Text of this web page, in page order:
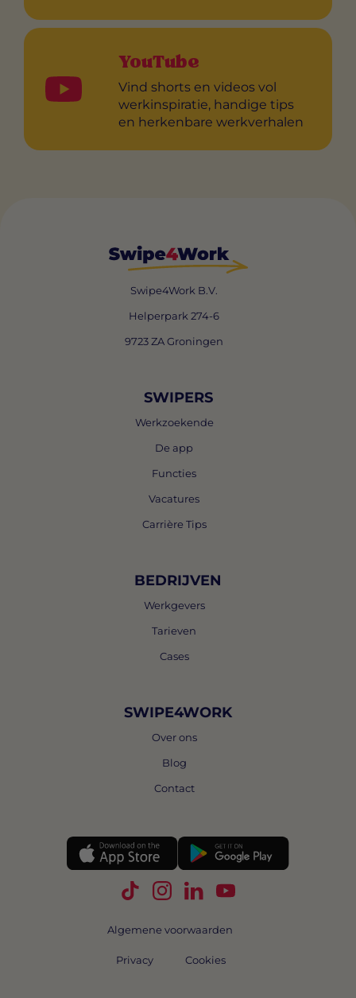
YouTube
Vind shorts en videos vol
werkinspiratie, handige tips
en herkenbare werkverhalen
Swipe4Work B.V.
Helperpark 274-6
9723 ZA Groningen
SWIPERS
Werkzoekende
De app
Functies
Vacatures
Carrière Tips
BEDRIJVEN
Werkgevers
Tarieven
Cases
SWIPE4WORK
Over ons
Blog
Contact
Volg Swipe4Work op TikTok
Volg Swipe4Work op
Volg Swipe4Work op
Volg Swipe4Work
Algemene voorwaarden
Privacy Cookies